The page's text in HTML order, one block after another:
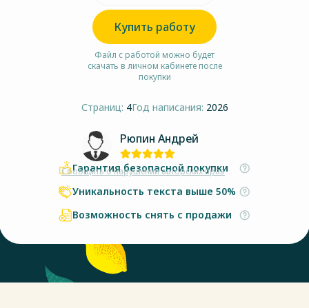
Купить работу
Файл с работой можно будет
скачать в личном кабинете после
покупки
Страниц: 4Год написания: 2026
Рюпин Андрей
Сообщить о нарушении авторских прав
Гарантия безопасной покупки
Уникальность текста выше 50%
Возможность снять с продажи